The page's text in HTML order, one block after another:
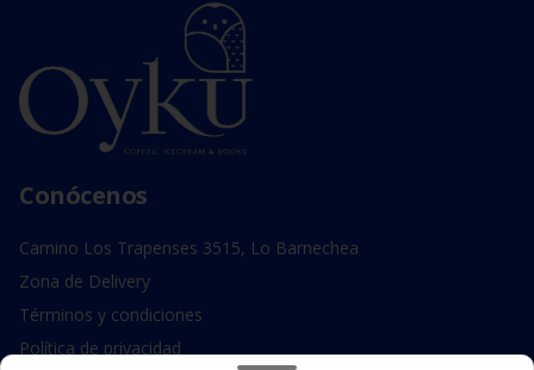
Conócenos
Camino Los Trapenses 3515, Lo Barnechea
Zona de Delivery
Términos y condiciones
Política de privacidad